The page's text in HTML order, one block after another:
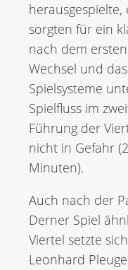
sorgten für ein
nach dem
Wechsel und
Spielsysteme
Spielfluss im
Führung der
nicht in Gefahr
Minuten).
Auch nach der
Derner Spiel
Viertel setzte
Leonhard